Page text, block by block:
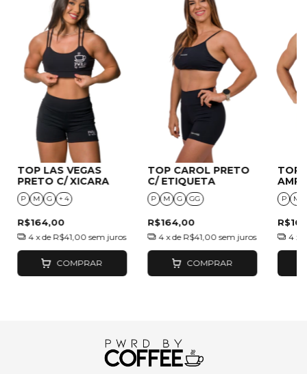
TOP LAS VEGAS
PRETO C/ XICARA
P M G + 4
R$164,00
4 x de R$41,00 sem juros
COMPRAR
TOP CAROL PRETO
C/ ETIQUETA
P M G GG
R$164,00
4 x de R$41,00 sem juros
COMPRAR
TOP
P M
4 x